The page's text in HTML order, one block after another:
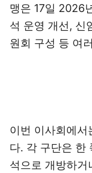
맹은 17일 2026
석 운영 개선, 신
원회 구성 등 여
이번 이사회에서
다. 각 구단은 한
석으로 개방하